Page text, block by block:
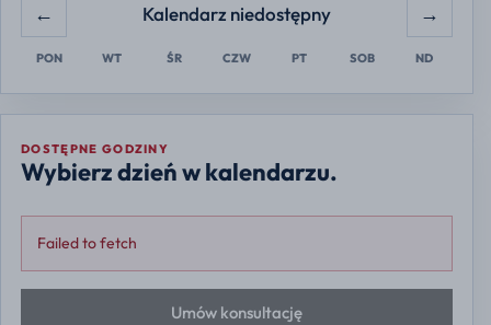
← Kalendarz niedostępny →
PON WT ŚR CZW PT SOB ND
DOSTĘPNE GODZINY
Wybierz dzień w kalendarzu.
Failed to fetch
Umów konsultację